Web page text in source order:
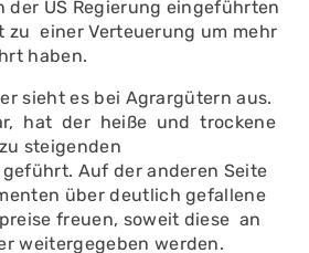
der US­ Regierung eingeführten
zu einer Verteuerung um mehr
haben.
sieht es bei Agrargütern aus.
hat der heiße und trockene
steigenden
Auf der anderen Seite
über deutlich gefallene
freuen, soweit diese an
weitergegeben wer­den.